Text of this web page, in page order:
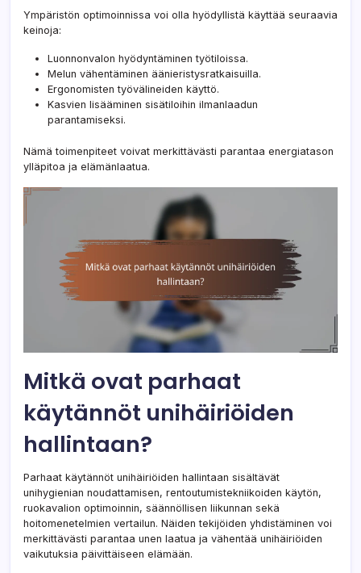
Ympäristön optimoinnissa voi olla hyödyllistä käyttää seuraavia
keinoja:
Luonnonvalon hyödyntäminen työtiloissa.
Melun vähentäminen äänieristysratkaisuilla.
Ergonomisten työvälineiden käyttö.
Kasvien lisääminen sisätiloihin ilmanlaadun
parantamiseksi.
Nämä toimenpiteet voivat merkittävästi parantaa energiatason
ylläpitoa ja elämänlaatua.
Mitkä ovat parhaat
käytännöt unihäiriöiden
hallintaan?
Parhaat käytännöt unihäiriöiden hallintaan sisältävät
unihygienian noudattamisen, rentoutumistekniikoiden käytön,
ruokavalion optimoinnin, säännöllisen liikunnan sekä
hoitomenetelmien vertailun. Näiden tekijöiden yhdistäminen voi
merkittävästi parantaa unen laatua ja vähentää unihäiriöiden
vaikutuksia päivittäiseen elämään.